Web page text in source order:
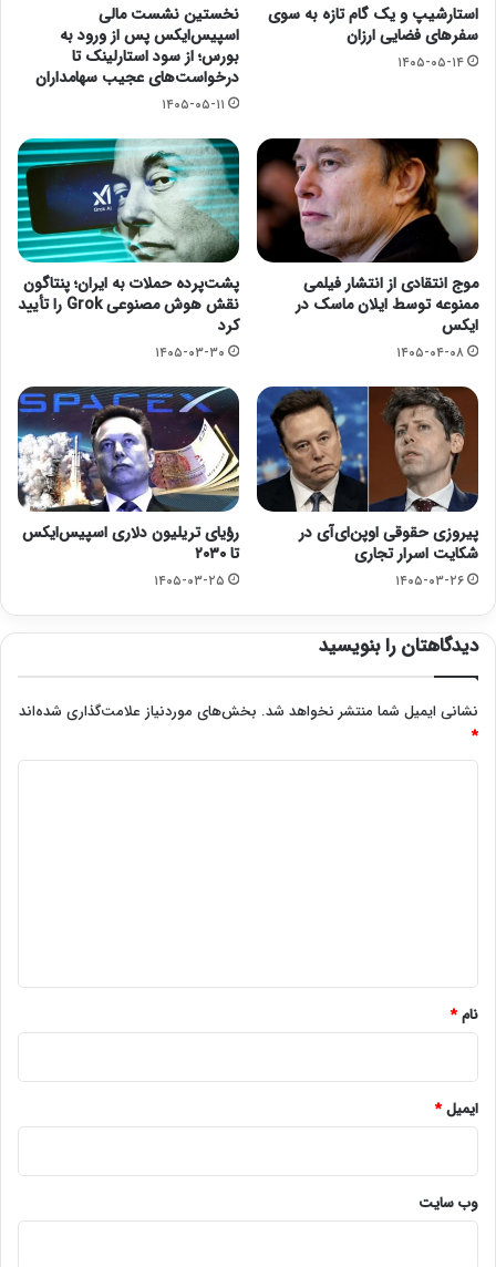
استارشیپ و یک گام تازه به سوی
سفرهای فضایی ارزان
۱۴۰۵-۰۵-۱۴
نخستین نشست مالی
اسپیس‌ایکس پس از ورود به
بورس؛ از سود استارلینک تا
درخواست‌های عجیب سهامداران
۱۴۰۵-۰۵-۱۱
موج انتقادی از انتشار فیلمی
ممنوعه توسط ایلان ماسک در
ایکس
۱۴۰۵-۰۴-۰۸
پشت‌پرده حملات به ایران؛ پنتاگون
نقش هوش مصنوعی Grok را تأیید
کرد
۱۴۰۵-۰۳-۳۰
پیروزی حقوقی اوپن‌ای‌آی در
شکایت اسرار تجاری
۱۴۰۵-۰۳-۲۶
رؤیای تریلیون دلاری اسپیس‌ایکس
تا ۲۰۳۰
۱۴۰۵-۰۳-۲۵
دیدگاهتان را بنویسید
نشانی ایمیل شما منتشر نخواهد شد. بخش‌های موردنیاز علامت‌گذاری شده‌اند
*
نام*
ایمیل*
وب‌ سایت